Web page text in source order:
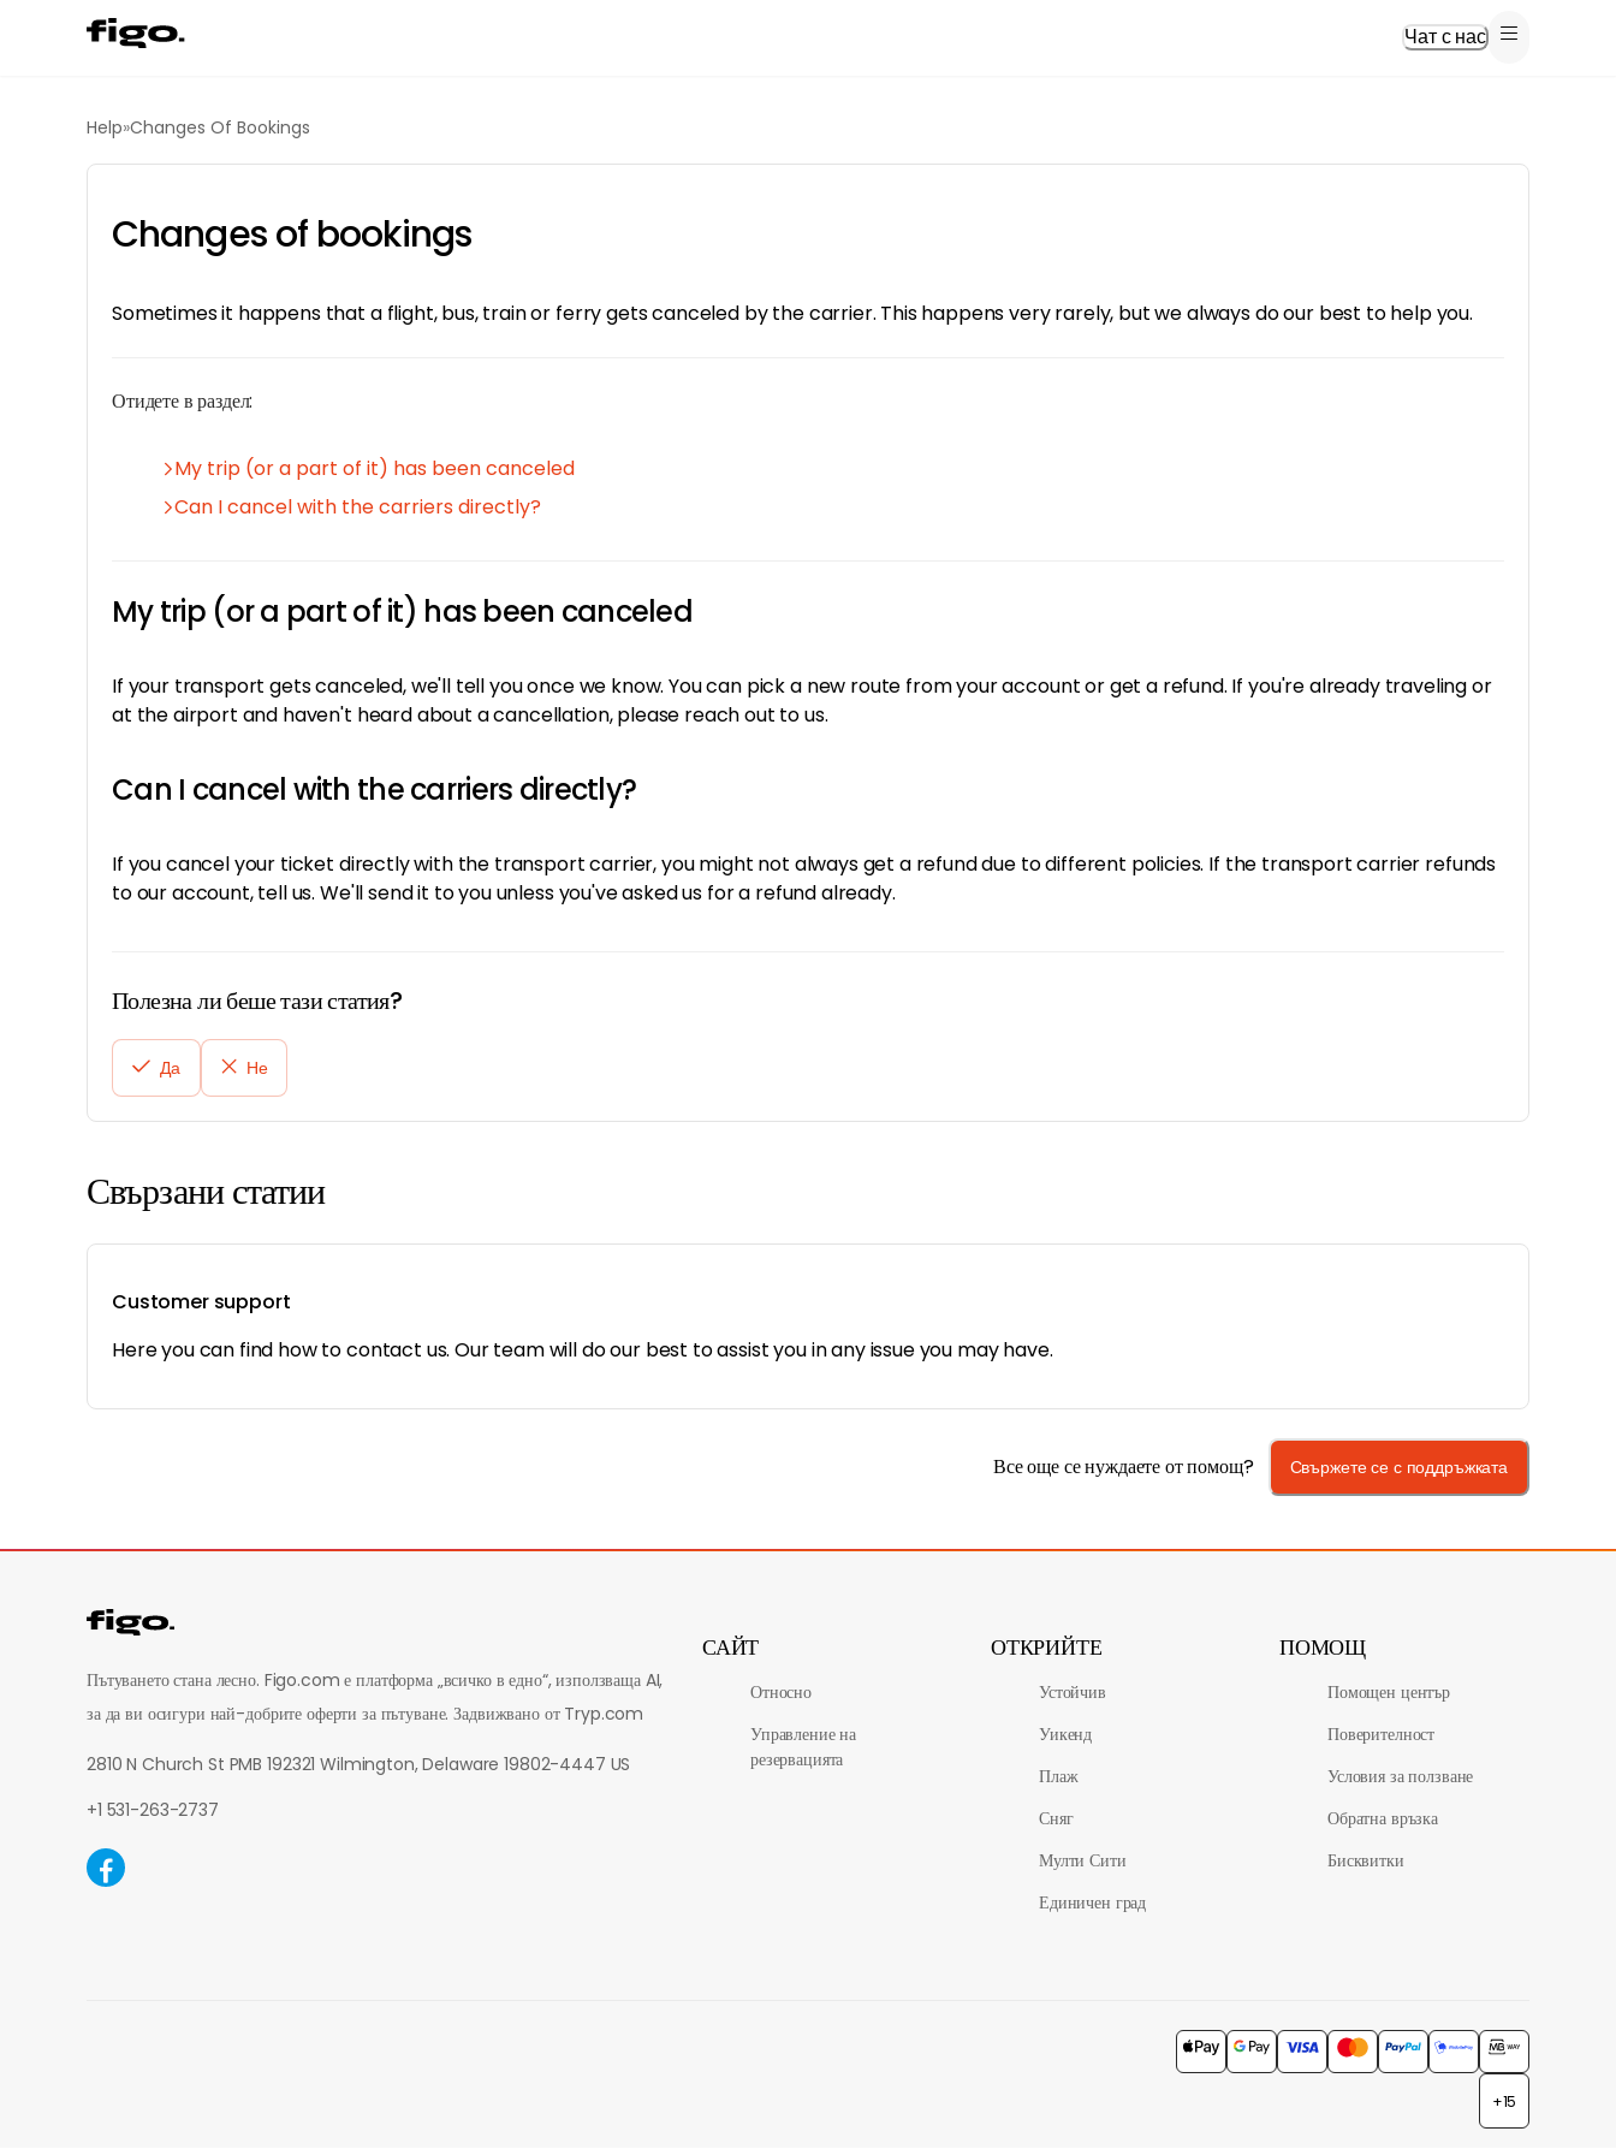
Чат с нас
Help»Changes Of Bookings
Changes of bookings
Sometimes it happens that a flight, bus, train or ferry gets canceled by the carrier. This happens very rarely, but we always do our best to help you.
Отидете в раздел:
My trip (or a part of it) has been canceled
Can I cancel with the carriers directly?
My trip (or a part of it) has been canceled
If your transport gets canceled, we'll tell you once we know. You can pick a new route from your account or get a refund. If you're already traveling or
at the airport and haven't heard about a cancellation, please reach out to us.
Can I cancel with the carriers directly?
If you cancel your ticket directly with the transport carrier, you might not always get a refund due to different policies. If the transport carrier refunds
to our account, tell us. We'll send it to you unless you've asked us for a refund already.
Полезна ли беше тази статия?
Да Не
Свързани статии
Customer support
Here you can find how to contact us. Our team will do our best to assist you in any issue you may have.
Все още се нуждаете от помощ? Свържете се с поддръжката
Пътуването стана лесно. Figo.com е платформа „всичко в едно“, използваща AI,
за да ви осигури най-добрите оферти за пътуване. Задвижвано от Tryp.com
2810 N Church St PMB 192321 Wilmington, Delaware 19802-4447 US
+1 531-263-2737
САЙТ
Относно
Управление на
резервацията
ОТКРИЙТЕ
Устойчив
Уикенд
Плаж
Сняг
Мулти Сити
Единичен град
ПОМОЩ
Помощен център
Поверителност
Условия за ползване
Обратна връзка
Бисквитки
+15